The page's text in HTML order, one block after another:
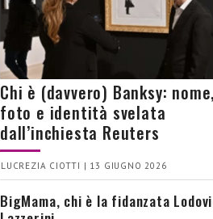
Chi è (davvero) Banksy: nome,
foto e identità svelata
dall’inchiesta Reuters
LUCREZIA CIOTTI | 13 GIUGNO 2026
BigMama, chi è la fidanzata